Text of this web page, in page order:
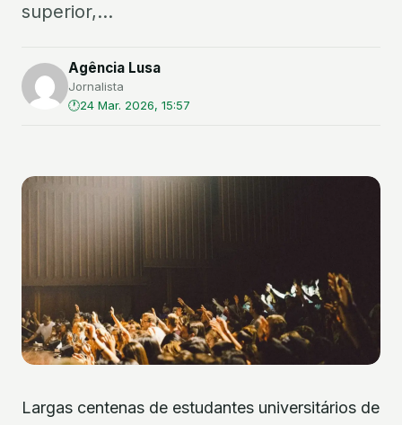
superior,...
Agência Lusa
Jornalista
24 Mar. 2026, 15:57
Largas centenas de estudantes universitários de